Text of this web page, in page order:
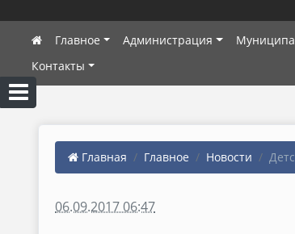
Главное Администрация
Контакты
Главная Главное Новости
06.09.2017 06:47